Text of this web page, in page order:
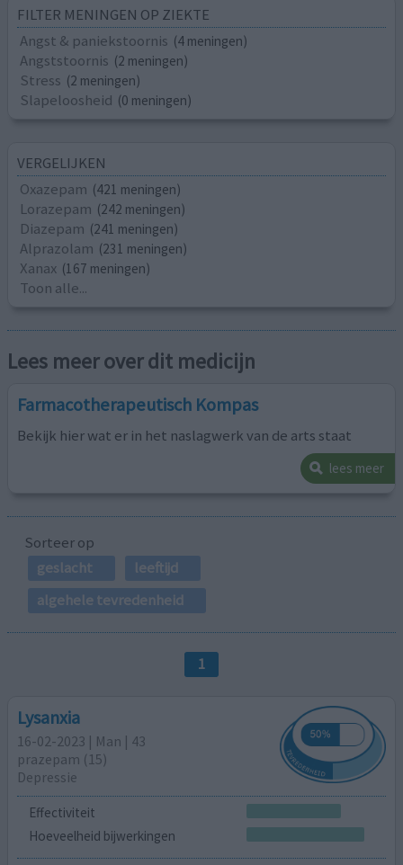
FILTER MENINGEN OP ZIEKTE
Angst & paniekstoornis (4 meningen)
Angststoornis (2 meningen)
Stress (2 meningen)
Slapeloosheid (0 meningen)
VERGELIJKEN
Oxazepam (421 meningen)
Lorazepam (242 meningen)
Diazepam (241 meningen)
Alprazolam (231 meningen)
Xanax (167 meningen)
Toon alle...
Lees meer over dit medicijn
Farmacotherapeutisch Kompas
Bekijk hier wat er in het naslagwerk van de arts staat
lees meer
Sorteer op
geslacht
leeftijd
algehele tevredenheid
1
Lysanxia
16-02-2023 | Man | 43
prazepam (15)
Depressie
Effectiviteit
Hoeveelheid bijwerkingen